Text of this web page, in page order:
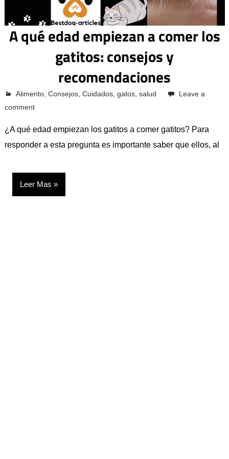
A qué edad empiezan a comer los
gatitos: consejos y
recomendaciones
octubre 12, 2023
Pcvkk
Alimento, Consejos, Cuidados, gatos, salud
Leave a
comment
¿A qué edad empiezan los gatitos a comer gatitos? Para
responder a esta pregunta es importante saber que ellos, al
Leer Mas